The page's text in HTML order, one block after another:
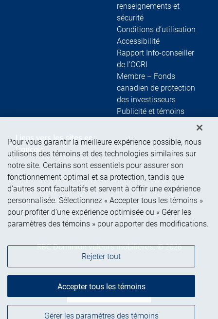
renseignements et
sécurité
Conditions d’utilisation
Accessibilité
Rapport Info-conseiller
de l’OCRI
Membre – Fonds
canadien de protection
des investisseurs
Publicité et témoins
Liens vers les sites en
français
Ouvrir une session
Guide d’ouverture de
session initiale
Vous tenir informé
RBC Dominion valeurs mobilières, © 2026
Haut de la page
Pour vous garantir la meilleure expérience possible, nous
utilisons des témoins et des technologies similaires sur
notre site. Certains sont essentiels pour assurer son
fonctionnement optimal et sa protection, tandis que
d’autres sont facultatifs et servent à offrir une expérience
personnalisée. Sélectionnez « Accepter tous les témoins »
pour profiter d’une expérience optimisée ou « Gérer les
paramètres des témoins » pour apporter des modifications.
Gérer les paramètres des témoins
Rejeter tout
Accepter tous les témoins